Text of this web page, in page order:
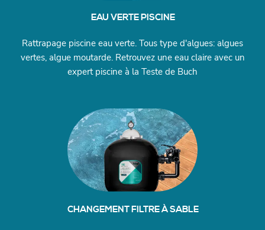
EAU VERTE PISCINE
Rattrapage piscine eau verte. Tous type d'algues: algues
vertes, algue moutarde. Retrouvez une eau claire avec un
expert piscine à la Teste de Buch
CHANGEMENT FILTRE À SABLE